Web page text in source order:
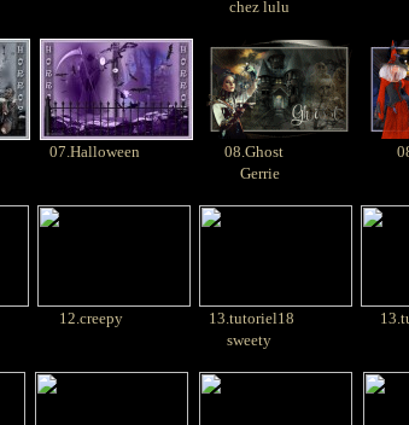
chez lulu
07.Halloween 08.Ghost
Gerrie
12.creepy 13.tutoriel18
sweety